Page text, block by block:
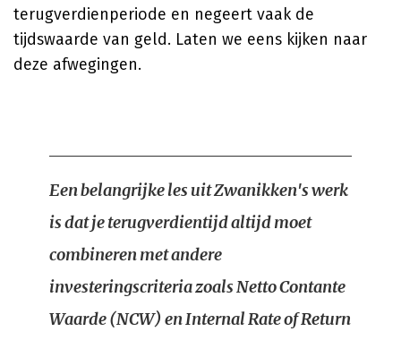
terugverdienperiode en negeert vaak de
tijdswaarde van geld. Laten we eens kijken naar
deze afwegingen.
Een belangrijke les uit Zwanikken's werk
is dat je terugverdientijd altijd moet
combineren met andere
investeringscriteria zoals Netto Contante
Waarde (NCW) en Internal Rate of Return